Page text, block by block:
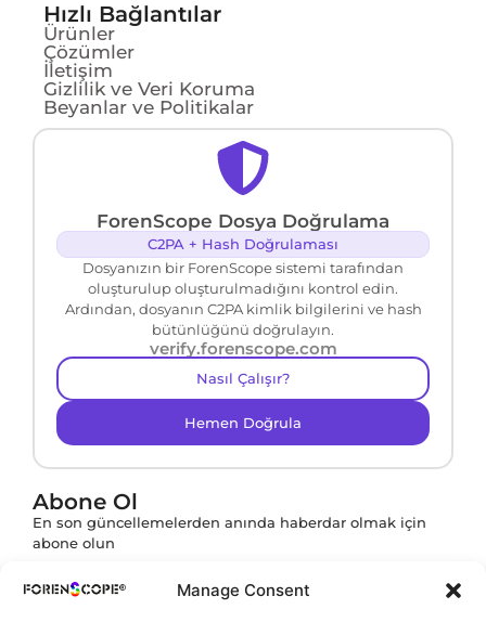
Manage Consent
Hızlı Bağlantılar
Ürünler
Çözümler
İletişim
Gizlilik ve Veri Koruma
Beyanlar ve Politikalar
ForenScope Dosya Doğrulama
C2PA + Hash Doğrulaması
Dosyanızın bir ForenScope sistemi tarafından
oluşturulup oluşturulmadığını kontrol edin.
Ardından, dosyanın C2PA kimlik bilgilerini ve hash
bütünlüğünü doğrulayın.
verify.forenscope.com
Nasıl Çalışır?
Hemen Doğrula
Abone Ol
En son güncellemelerden anında haberdar olmak için
abone olun